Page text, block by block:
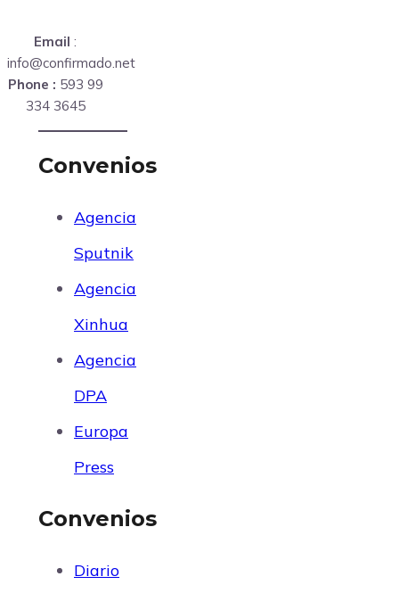
Email :
info@confirmado.net
Phone : 593 99
334 3645
Convenios
Agencia
Sputnik
Agencia
Xinhua
Agencia
DPA
Europa
Press
Convenios
Diario